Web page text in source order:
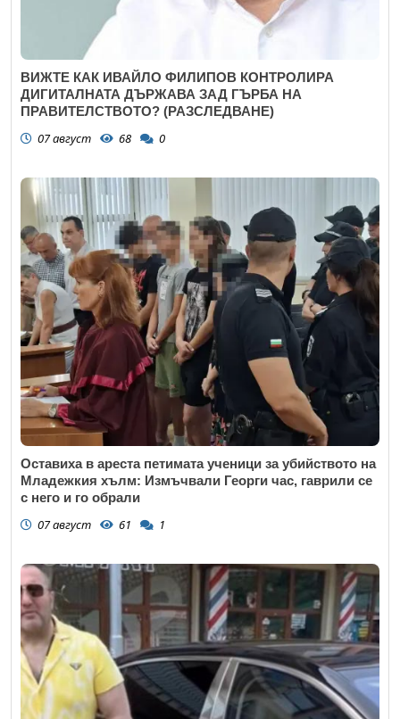
ВИЖТЕ КАК ИВАЙЛО ФИЛИПОВ КОНТРОЛИРА
ДИГИТАЛНАТА ДЪРЖАВА ЗАД ГЪРБА НА
ПРАВИТЕЛСТВОТО? (РАЗСЛЕДВАНЕ)
07 август 68 0
Оставиха в ареста петимата ученици за убийството на
Младежкия хълм: Измъчвали Георги час, гаврили се
с него и го обрали
07 август 61 1